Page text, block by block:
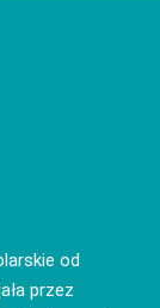
od
przez